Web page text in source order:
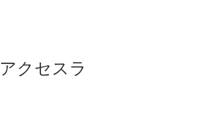
クセスラ